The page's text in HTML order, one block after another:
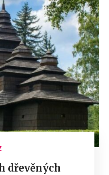
dřevěných